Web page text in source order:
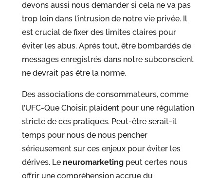
devons aussi nous demander si cela ne va pas
trop loin dans l’intrusion de notre vie privée. Il
est crucial de fixer des limites claires pour
éviter les abus. Après tout, être bombardés de
messages enregistrés dans notre subconscient
ne devrait pas être la norme.
Des associations de consommateurs, comme
l’UFC-Que Choisir, plaident pour une régulation
stricte de ces pratiques. Peut-être serait-il
temps pour nous de nous pencher
sérieusement sur ces enjeux pour éviter les
dérives. Le neuromarketingpeut certes nous
offrir une compréhension accrue du